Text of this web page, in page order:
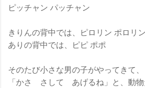
ピッチャン パッチャン
きりんの背中では、ピロリン ポロリン
ありの背中では、ピピ ポポ
そのたび小さな男の子がやってきて、
「かさ さして あげるね」と、動物